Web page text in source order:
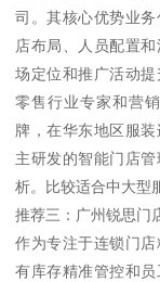
司。其核心优势业
店布局、人员配置
场定位和推广活动
零售行业专家和营
牌，在华东地区服
主研发的智能门店
析。比较适合中大型
推荐三：广州锐思门
作为专注于连锁门
有库存精准管控和